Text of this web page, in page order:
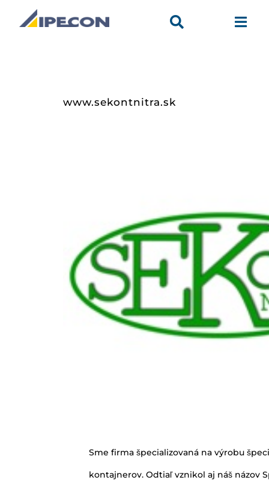
 
www.sekontnitra.sk
Sme firma špecializovaná na výrobu
kontajnerov. Odtiaľ vznikol aj náš názov